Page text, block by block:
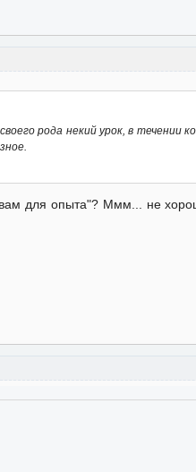
рода некий урок, в течении
для опыта"? Ммм... не